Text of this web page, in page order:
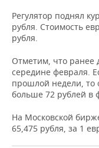
КОРОЛИ
КОМУ
ТОРГОВЫЕ
ТАТАРСТАНА
ФИНАНСЫ
БЮДЖЕТ
ИНВЕСТИЦИИ
НОВОСТИ
АГРОПРОМ
НЕФТЬ
НЕДВИЖИМОСТЬ
НОВОСТИ АВТО
БИЗНЕС
НОВОСТИ
РОЗНИЧНАЯ
ТЕХНОЛОГИИ
НОВОСТИ
МЕРОПРИЯТИЯ
Регулятор поднял
рубля. Стоимость
рубля.
Отметим, что ранее
середине февраля.
прошлой недели, то
больше 72 рублей в
На Московской
65,475 рубля, за 1